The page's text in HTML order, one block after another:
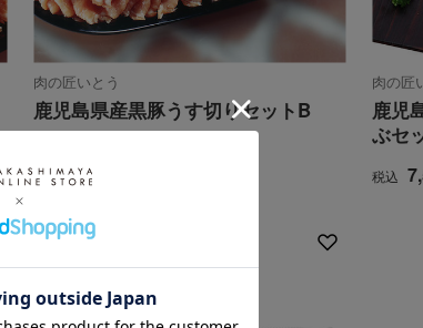
肉の匠いとう
鹿児島県産黒豚うす切りセットB
肉の匠
鹿児
ぶセ
税込